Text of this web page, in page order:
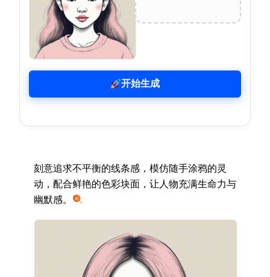
开始生成
刻意追求不平衡的线条感，模仿随手涂鸦的灵
动，配合鲜艳的色彩块面，让人物充满生命力与
幽默感。